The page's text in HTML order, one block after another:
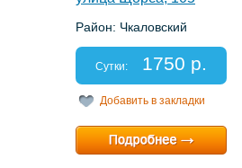
Район: Чкаловский
Спальных мест: 2+2
Отчетные документы: есть
Сутки: 1750 р.
Добавить в закладки
Минимальный срок:1 суток
Расчетный час:любой